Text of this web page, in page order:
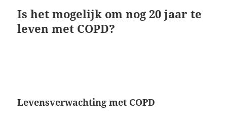
Is het mogelijk om nog 20 jaar te
leven met COPD?
Levensverwachting met COPD